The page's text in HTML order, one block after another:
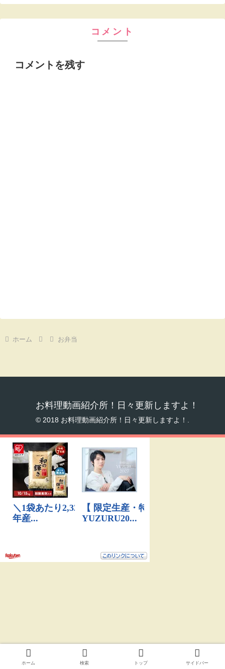
コメント
コメントを残す
ホーム お弁当
お料理動画紹介所！日々更新しますよ！
© 2018 お料理動画紹介所！日々更新しますよ！.
ホーム 検索 トップ サイドバー